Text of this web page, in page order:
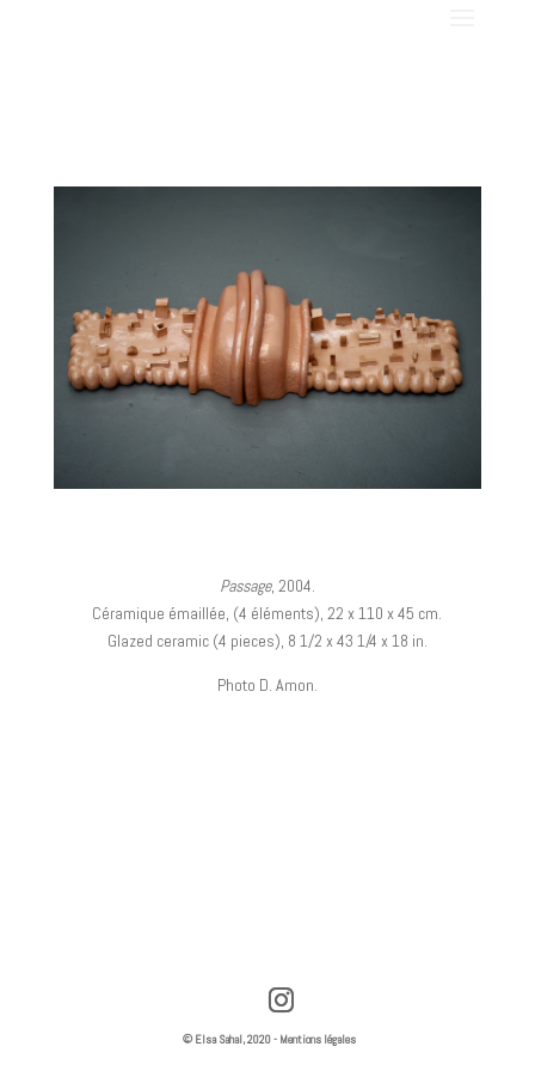
Passage, 2004.
Céramique émaillée, (4 éléments), 22 x 110 x 45 cm.
Glazed ceramic (4 pieces), 8 1/2 x 43 1/4 x 18 in.
Photo D. Amon.
© Elsa Sahal, 2020 - Mentions légales